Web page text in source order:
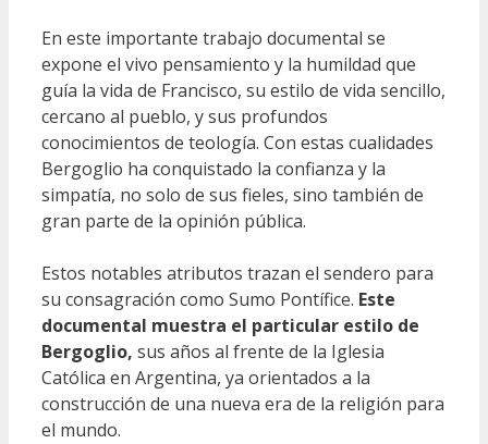
En este importante trabajo documental se
expone el vivo pensamiento y la humildad que
guía la vida de Francisco, su estilo de vida sencillo,
cercano al pueblo, y sus profundos
conocimientos de teología. Con estas cualidades
Bergoglio ha conquistado la confianza y la
simpatía, no solo de sus fieles, sino también de
gran parte de la opinión pública.
Estos notables atributos trazan el sendero para
su consagración como Sumo Pontífice. Este
documental muestra el particular estilo de
Bergoglio, sus años al frente de la Iglesia
Católica en Argentina, ya orientados a la
construcción de una nueva era de la religión para
el mundo.